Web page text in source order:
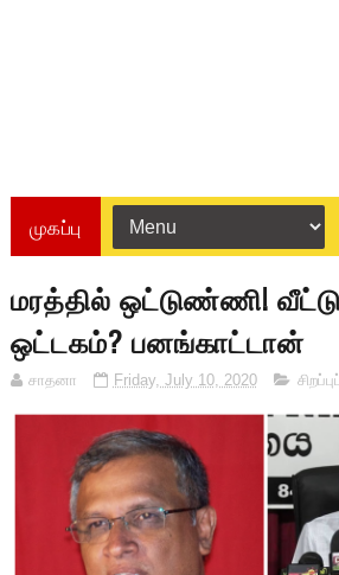
முகப்பு
மரத்தில் ஒட்டுண்ணி!
ஒட்டகம்? பனங்காட்டான்
சாதனா Friday, July 10, 2020